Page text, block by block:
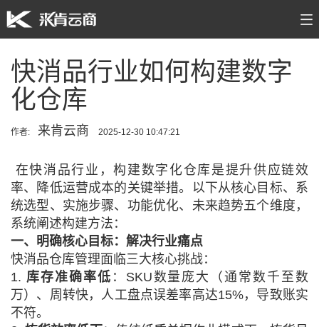
快消品行业如何构建数字
化仓库
作者: 来肯云商 2025-12-30 10:47:21
在快消品行业，构建数字化仓库是提升供应链效
率、降低运营成本的关键举措。以下从核心目标、系
统选型、实施步骤、功能优化、未来趋势五个维度，
系统阐述构建方法：
一、明确核心目标：解决行业痛点
快消品仓库管理面临三大核心挑战：
1. 库存准确率低 ： SKU数量庞大（通常数千至数
万）、周转快，人工盘点误差率高达15%，导致账实
不符。